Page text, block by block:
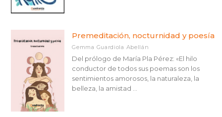
Premeditación, nocturnidad y poesía
Gemma Guardiola Abellán
Del prólogo de María Pla Pérez: «El hilo
conductor de todos sus poemas son los
sentimientos amorosos, la naturaleza, la
belleza, la amistad ...